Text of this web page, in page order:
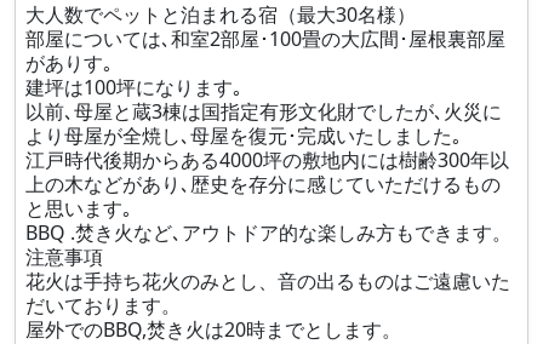
大人数でペットと泊まれる宿（最大30名様）
部屋については､和室2部屋･100畳の大広間･屋根裏部屋
がありす｡
建坪は100坪になります｡
以前､母屋と蔵3棟は国指定有形文化財でしたが､火災に
より母屋が全焼し､母屋を復元･完成いたしました｡
江戸時代後期からある4000坪の敷地内には樹齢300年以
上の木などがあり､歴史を存分に感じていただけるもの
と思います｡
BBQ .焚き火など､アウトドア的な楽しみ方もできます。
注意事項
花火は手持ち花火のみとし、音の出るものはご遠慮いた
だいております。
屋外でのBBQ,焚き火は20時までとします。